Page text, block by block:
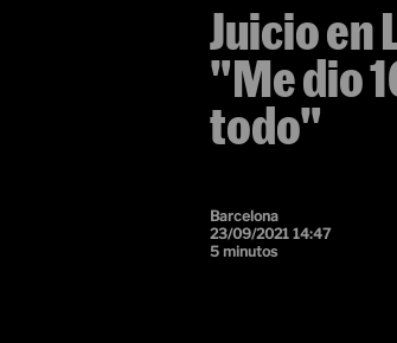
Juicio en
"Me dio
todo"
Barcelona
23/09/2021 14:47
5 minutos